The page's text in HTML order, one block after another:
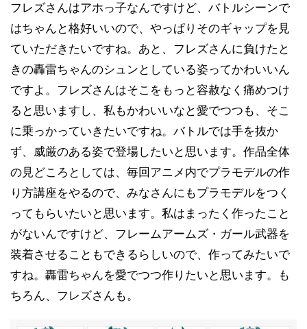
フレズさんはアホっ子なんですけど、バトルシーンで
はちゃんと格好いいので、やっぱりそのギャップを見
ていただきたいですね。あと、フレズさんに負けたと
きの轟雷ちゃんのシュンとしている姿ってかわいいん
ですよ。フレズさんはそこをもっと容赦なく痛めつけ
ると思いますし、私もかわいいなと愛でつつも、そこ
に乗っかっていきたいですね。バトルでは手を抜か
ず、威厳のある姿で登場したいと思います。作品全体
の見どころとしては、毎回アニメ内でプラモデルの作
り方講座をやるので、みなさんにもプラモデルをつく
ってもらいたいと思います。私はまったく作ったこと
がないんですけど、フレームアームズ・ガール武器を
装着させることもできるらしいので、作ってみたいで
すね。轟雷ちゃんを愛でつつ作りたいと思います。も
ちろん、フレズさんも。